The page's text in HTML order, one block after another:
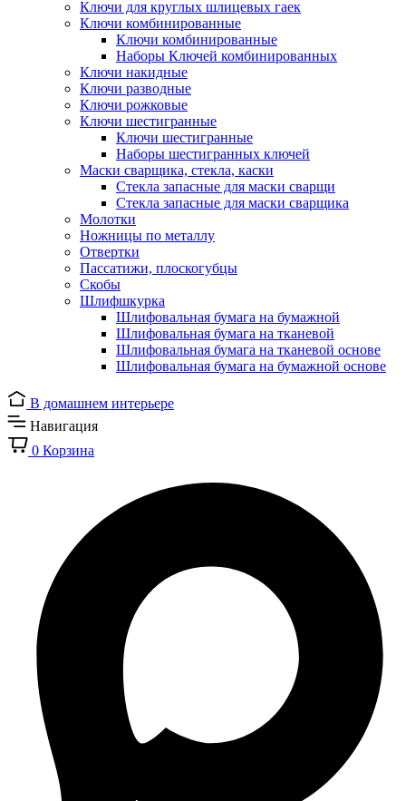
Ключи для круглых шлицевых гаек
Ключи комбинированные
Ключи комбинированные
Наборы Ключей комбинированных
Ключи накидные
Ключи разводные
Ключи рожковые
Ключи шестигранные
Ключи шестигранные
Наборы шестигранных ключей
Маски сварщика, стекла, каски
Стекла запасные для маски сварщи
Стекла запасные для маски сварщика
Молотки
Ножницы по металлу
Отвертки
Пассатижи, плоскогубцы
Скобы
Шлифшкурка
Шлифовальная бумага на бумажной
Шлифовальная бумага на тканевой
Шлифовальная бумага на тканевой основе
Шлифовальная бумага на бумажной основе
В домашнем интерьере
Навигация
0 Корзина